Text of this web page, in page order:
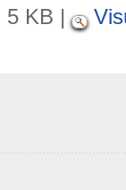
5 KB |